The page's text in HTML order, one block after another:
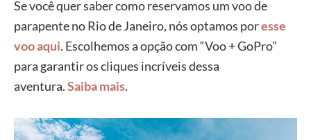
Se você quer saber como reservamos um voo de
parapente no Rio de Janeiro, nós optamos poresse
voo aqui. Escolhemos a opção com “Voo + GoPro”
para garantir os cliques incríveis dessa
aventura.Saiba mais.